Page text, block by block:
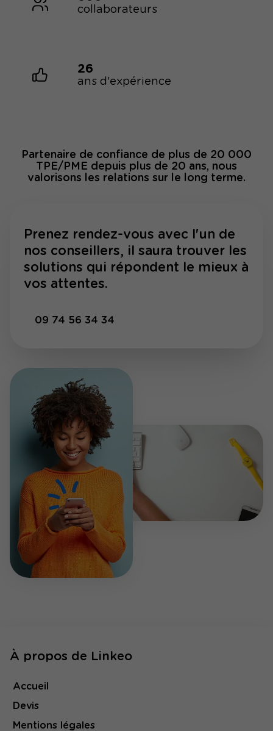
collaborateurs
26
ans d'expérience
Partenaire de confiance de plus de 20 000
TPE/PME depuis plus de 20 ans, nous
valorisons les relations sur le long terme.
Prenez rendez-vous avec l'un de
nos conseillers, il saura trouver les
solutions qui répondent le mieux à
vos attentes.
09 74 56 34 34
À propos de Linkeo
Accueil
Devis
Mentions légales